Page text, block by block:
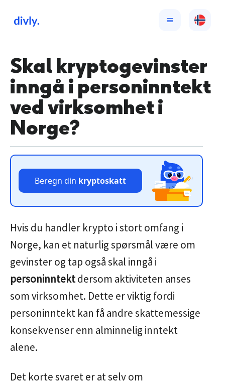
Skal kryptogevinster
inngå i personinntekt
ved virksomhet i
Norge?
Beregn din kryptoskatt
Hvis du handler krypto i stort omfang i
Norge, kan et naturlig spørsmål være om
gevinster og tap også skal inngå i
personinntektdersom aktiviteten anses
som virksomhet. Dette er viktig fordi
personinntekt kan få andre skattemessige
konsekvenser enn alminnelig inntekt
alene.
Det korte svaret er at selv om